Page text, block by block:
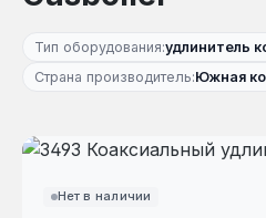
Тип оборудования:удлинитель
Страна производитель:Южная
Нет в наличии
Пропустить галерею